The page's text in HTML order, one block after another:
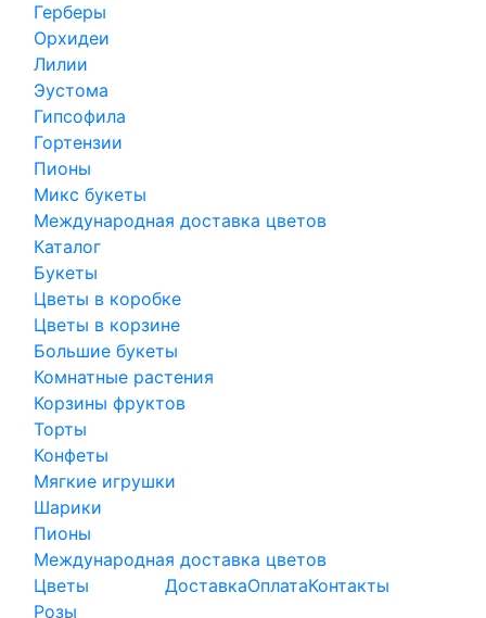
Герберы
Орхидеи
Лилии
Эустома
Гипсофила
Гортензии
Пионы
Микс букеты
Международная доставка цветов
Каталог
Букеты
Цветы в коробке
Цветы в корзине
Большие букеты
Комнатные растения
Корзины фруктов
Торты
Конфеты
Мягкие игрушки
Шарики
Пионы
Международная доставка цветов
Цветы
Розы
ДоставкаОплатаКонтакты